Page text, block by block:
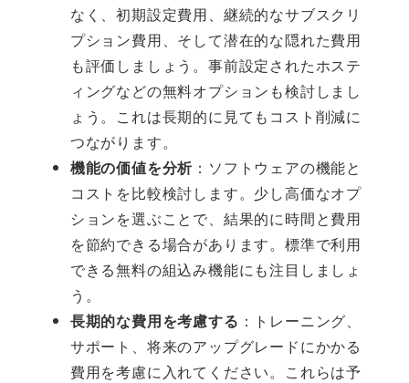
なく、初期設定費用、継続的なサブスクリ
プション費用、そして潜在的な隠れた費用
も評価しましょう。事前設定されたホステ
ィングなどの無料オプションも検討しまし
ょう。これは長期的に見てもコスト削減に
つながります。
機能の価値を分析 ：ソフトウェアの機能と
コストを比較検討します。少し高価なオプ
ションを選ぶことで、結果的に時間と費用
を節約できる場合があります。標準で利用
できる無料の組込み機能にも注目しましょ
う。
長期的な費用を考慮する ：トレーニング、
サポート、将来のアップグレードにかかる
費用を考慮に入れてください。これらは予